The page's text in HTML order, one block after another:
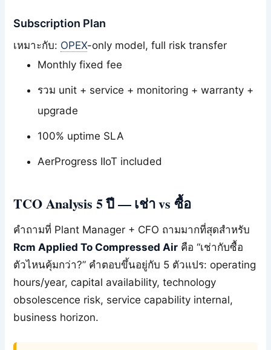
Subscription Plan
เหมาะกับ: OPEX-only model, full risk transfer
Monthly fixed fee
รวม unit + service + monitoring + warranty +
upgrade
100% uptime SLA
AerProgress IIoT included
TCO Analysis 5 ปี — เช่า vs ซื้อ
คำถามที่ Plant Manager + CFO ถามมากที่สุดสำหรับ
Rcm Applied To Compressed Air คือ “เช่ากับซื้อ
ตัวไหนคุ้มกว่า?” คำตอบขึ้นอยู่กับ 5 ตัวแปร: operating
hours/year, capital availability, technology
obsolescence risk, service capability internal,
business horizon.